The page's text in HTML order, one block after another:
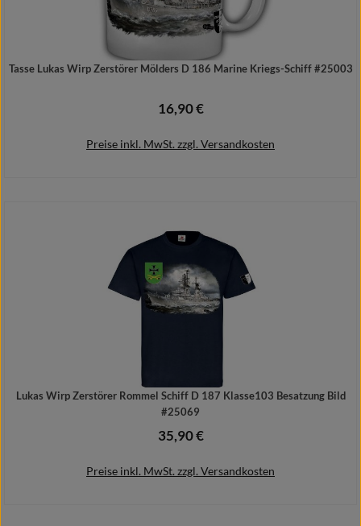
Tasse Lukas Wirp Zerstörer Mölders D 186 Marine Kriegs-Schiff #25003
Regulärer Preis:
16,90 €
Preise inkl. MwSt. zzgl. Versandkosten
Lukas Wirp Zerstörer Rommel Schiff D 187 Klasse103 Besatzung Bild
#25069
Regulärer Preis:
35,90 €
Preise inkl. MwSt. zzgl. Versandkosten